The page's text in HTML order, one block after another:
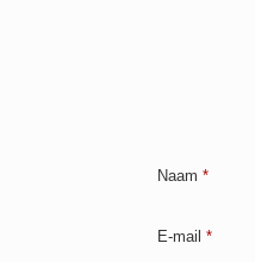
Naam *
E-mail *